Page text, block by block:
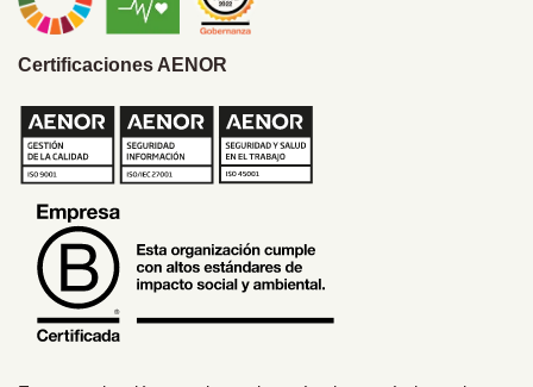
Certificaciones AENOR